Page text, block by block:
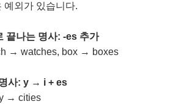
예외가 있습니다.
끝나는 명사: -es 추가
→ watches, box → boxes
사: y → i + es
→ cities